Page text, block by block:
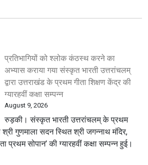
प्रतिभागियों को श्लोक कंठस्थ करने का
अभ्यास कराया गया संस्कृत भारती उत्तरांचलम्
द्वारा उत्तराखंड के प्रथम गीता शिक्षण केंद्र की
ग्यारहवीं कक्षा सम्पन्न
August 9, 2026
रुड़की। संस्कृत भारती उत्तरांचलम् के प्रथम
श्री गुणमाला सदन स्थित श्री जगन्नाथ मंदिर,
प्रथम सोपान’ की ग्यारहवीं कक्षा सम्पन्न हुई।